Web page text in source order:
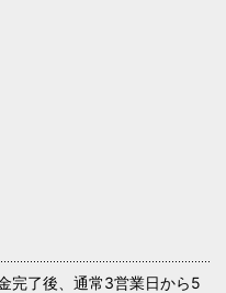
完了後、通常3営業日から5